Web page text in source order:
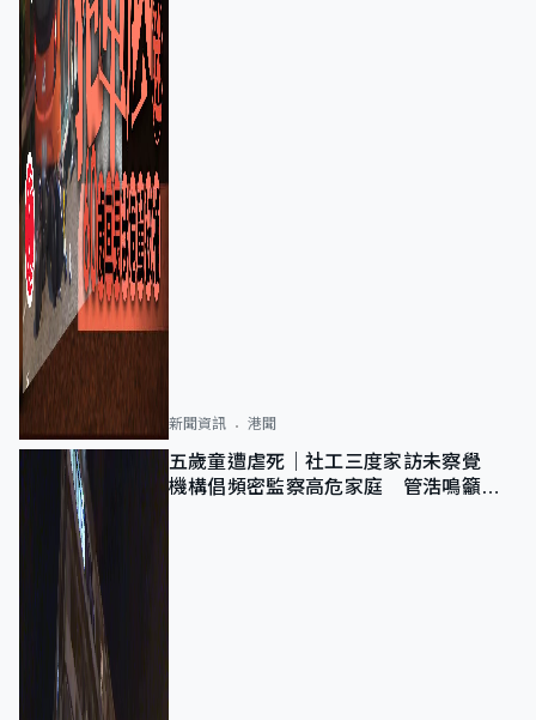
新聞資訊 港聞
五歲童遭虐死｜社工三度家訪未察覺
機構倡頻密監察高危家庭 管浩鳴籲加